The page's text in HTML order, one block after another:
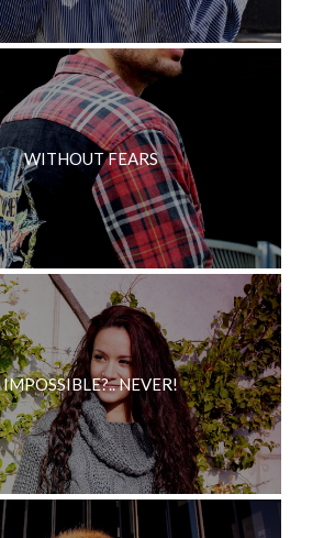
WITHOUT FEARS
IMPOSSIBLE?.. NEVER!